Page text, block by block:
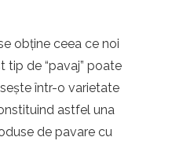
obține ceea ce noi
tip de “pavaj” poate
într-o varietate
astfel una
de pavare cu